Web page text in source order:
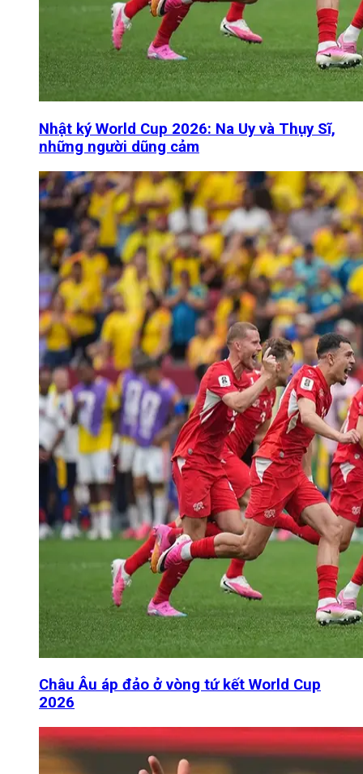
Nhật ký World Cup 2026: Na Uy và Thụy Sĩ,
những người dũng cảm
Châu Âu áp đảo ở vòng tứ kết World Cup
2026